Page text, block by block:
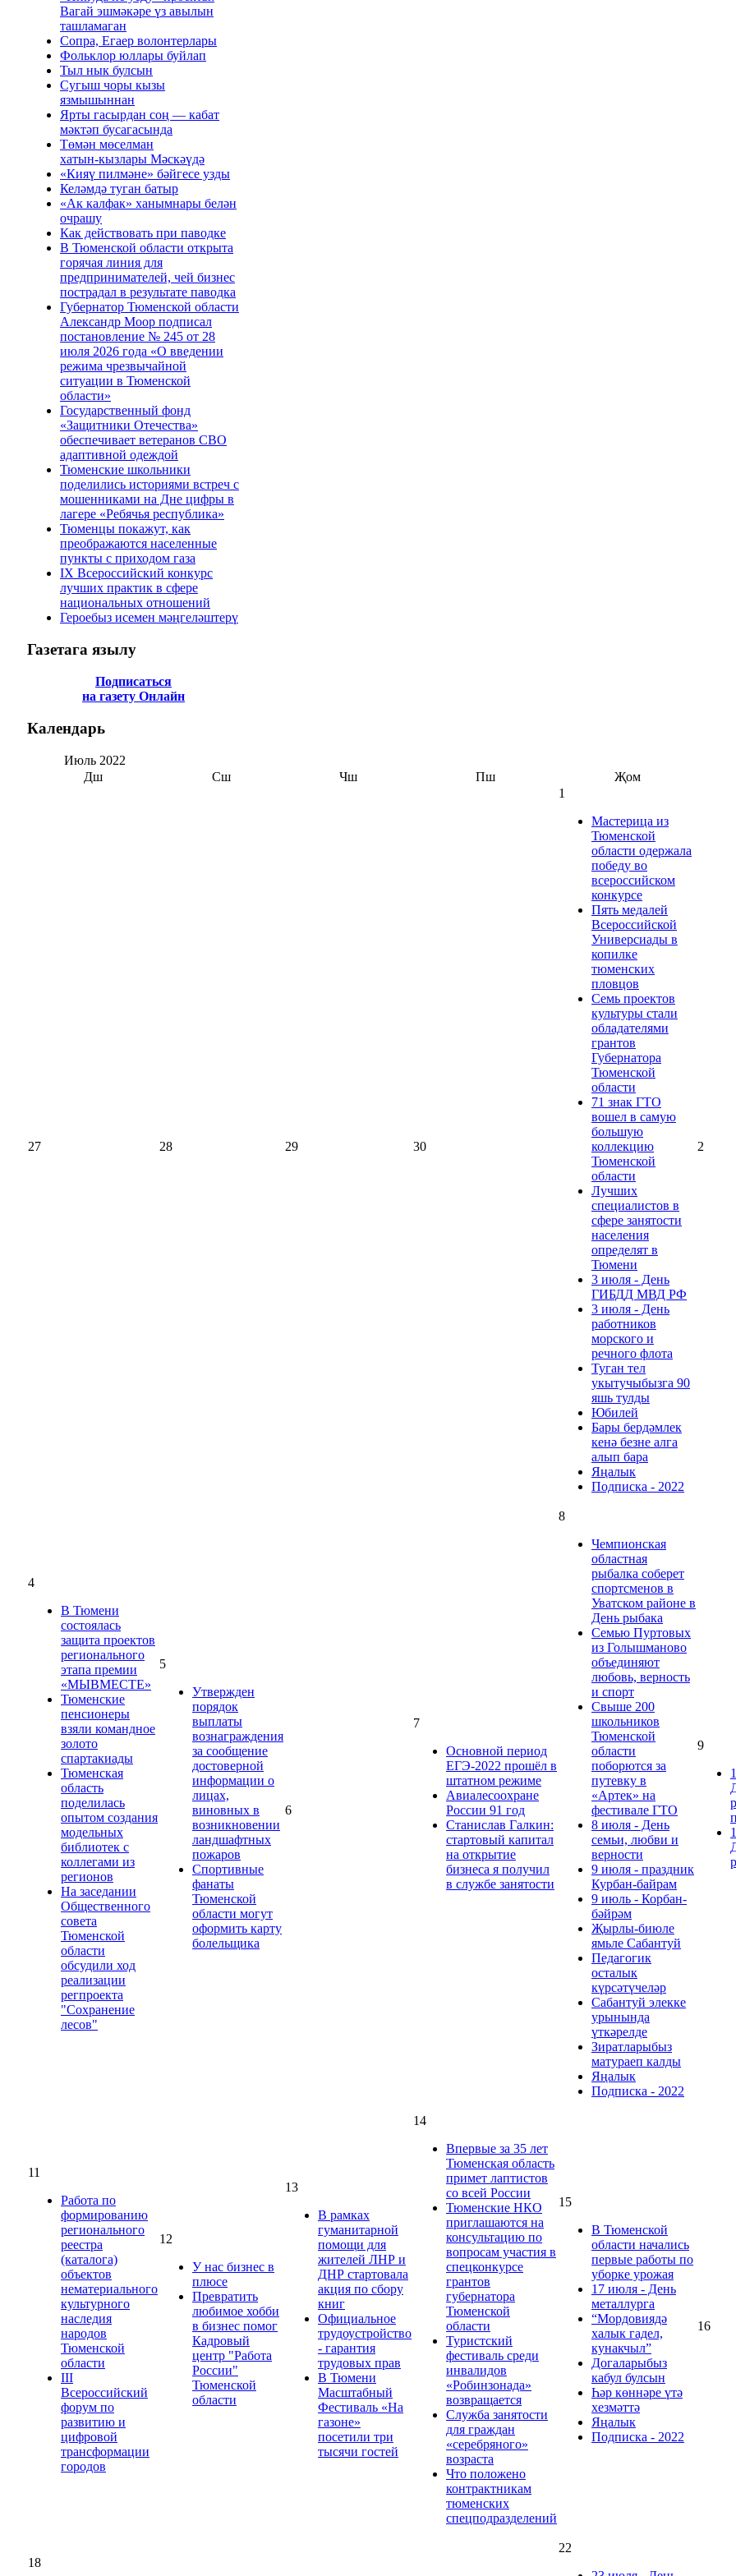
Вагай эшмәкәре үз авылын
ташламаган
Сопра, Егаер волонтерлары
Фольклор юллары буйлап
Тыл нык булсын
Сугыш чоры кызы
язмышыннан
Ярты гасырдан соң — кабат
мәктәп бусагасында
Төмән мөселман
хатын‑кызлары Мәскәүдә
«Кияү пилмәне» бәйгесе узды
Келәмдә туган батыр
«Ак калфак» ханымнары белән
очрашу
Как действовать при паводке
В Тюменской области открыта
горячая линия для
предпринимателей, чей бизнес
пострадал в результате паводка
Губернатор Тюменской области
Александр Моор подписал
постановление № 245 от 28
июля 2026 года «О введении
режима чрезвычайной
ситуации в Тюменской
области»
Государственный фонд
«Защитники Отечества»
обеспечивает ветеранов СВО
адаптивной одеждой
Тюменские школьники
поделились историями встреч с
мошенниками на Дне цифры в
лагере «Ребячья республика»
Тюменцы покажут, как
преображаются населенные
пункты с приходом газа
IХ Всероссийский конкурс
лучших практик в сфере
национальных отношений
Героебыз исемен мәңгеләштерү
Газетага язылу
Подписаться
на газету Онлайн
Календарь
Июль 2022
Дш
Сш Чш Пш Җом
27 28 29 30
1
Мастерица из
Тюменской
области одержала
победу во
всероссийском
конкурсе
Пять медалей
Всероссийской
Универсиады в
копилке
тюменских
пловцов
Семь проектов
культуры стали
обладателями
грантов
Губернатора
Тюменской
области
71 знак ГТО
вошел в самую
большую
коллекцию
Тюменской
области
Лучших
специалистов в
сфере занятости
населения
определят в
Тюмени
3 июля - День
ГИБДД МВД РФ
3 июля - День
работников
морского и
речного флота
Туган тел
укытучыбызга 90
яшь тулды
Юбилей
Бары бердәмлек
кенә безне алга
алып бара
Яңалык
Подписка - 2022
2
4
В Тюмени
состоялась
защита проектов
регионального
этапа премии
«МЫВМЕСТЕ»
Тюменские
пенсионеры
взяли командное
золото
спартакиады
Тюменская
область
поделилась
опытом создания
модельных
библиотек с
коллегами из
регионов
На заседании
Общественного
совета
Тюменской
области
обсудили ход
реализации
регпроекта
"Сохранение
лесов"
5
Утвержден
порядок
выплаты
вознаграждения
за сообщение
достоверной
информации о
лицах,
виновных в
возникновении
ландшафтных
пожаров
Спортивные
фанаты
Тюменской
области могут
оформить карту
болельщика
6
7
Основной период
ЕГЭ-2022 прошёл в
штатном режиме
Авиалесоохране
России 91 год
Станислав Галкин:
стартовый капитал
на открытие
бизнеса я получил
в службе занятости
8
Чемпионская
областная
рыбалка соберет
спортсменов в
Уватском районе в
День рыбака
Семью Пуртовых
из Голышманово
объединяют
любовь, верность
и спорт
Свыше 200
школьников
Тюменской
области
поборются за
путевку в
«Артек» на
фестивале ГТО
8 июля - День
семьи, любви и
верности
9 июля - праздник
Курбан-байрам
9 июль - Корбан-
бәйрәм
Җырлы-биюле
ямьле Сабантуй
Педагогик
осталык
күрсәтүчеләр
Сабантуй элекке
урынында
үткәрелде
Зиратларыбыз
матураеп калды
Яңалык
Подписка - 2022
9
11
Работа по
формированию
регионального
реестра
(каталога)
объектов
нематериального
культурного
наследия
народов
Тюменской
области
III
Всероссийский
форум по
развитию и
цифровой
трансформации
городов
12
У нас бизнес в
плюсе
Превратить
любимое хобби
в бизнес помог
Кадровый
центр "Работа
России"
Тюменской
области
13
В рамках
гуманитарной
помощи для
жителей ЛНР и
ДНР стартовала
акция по сбору
книг
Официальное
трудоустройство
- гарантия
трудовых прав
В Тюмени
Масштабный
Фестиваль «На
газоне»
посетили три
тысячи гостей
14
Впервые за 35 лет
Тюменская область
примет лаптистов
со всей России
Тюменские НКО
приглашаются на
консультацию по
вопросам участия в
спецконкурсе
грантов
губернатора
Тюменской
области
Туристский
фестиваль среди
инвалидов
«Робинзонада»
возвращается
Служба занятости
для граждан
«серебряного»
возраста
Что положено
контрактникам
тюменских
спецподразделений
15
В Тюменской
области начались
первые работы по
уборке урожая
17 июля - День
металлурга
“Мордовиядә
халык гадел,
кунакчыл”
Догаларыбыз
кабул булсын
Һәр көннәре үтә
хезмәттә
Яңалык
Подписка - 2022
16
18
22